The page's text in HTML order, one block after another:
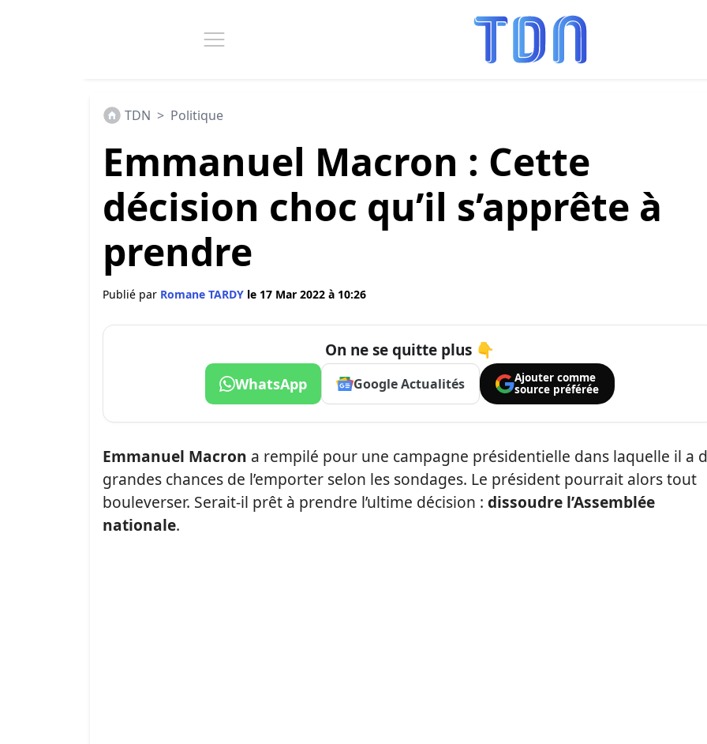
TDN > Politique
Emmanuel Macron : Cette
décision choc qu’il s’apprête à
prendre
Publié par Romane TARDY le 17 Mar 2022 à 10:26
On ne se quitte plus 👇
WhatsApp Google Actualités
Ajouter comme
source préférée
Emmanuel Macron a rempilé pour une campagne présidentielle dans laquelle il a
grandes chances de l’emporter selon les sondages. Le président pourrait alors tout
bouleverser. Serait-il prêt à prendre l’ultime décision : dissoudre l’Assemblée
nationale.